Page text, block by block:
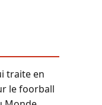
traite en
le foorball